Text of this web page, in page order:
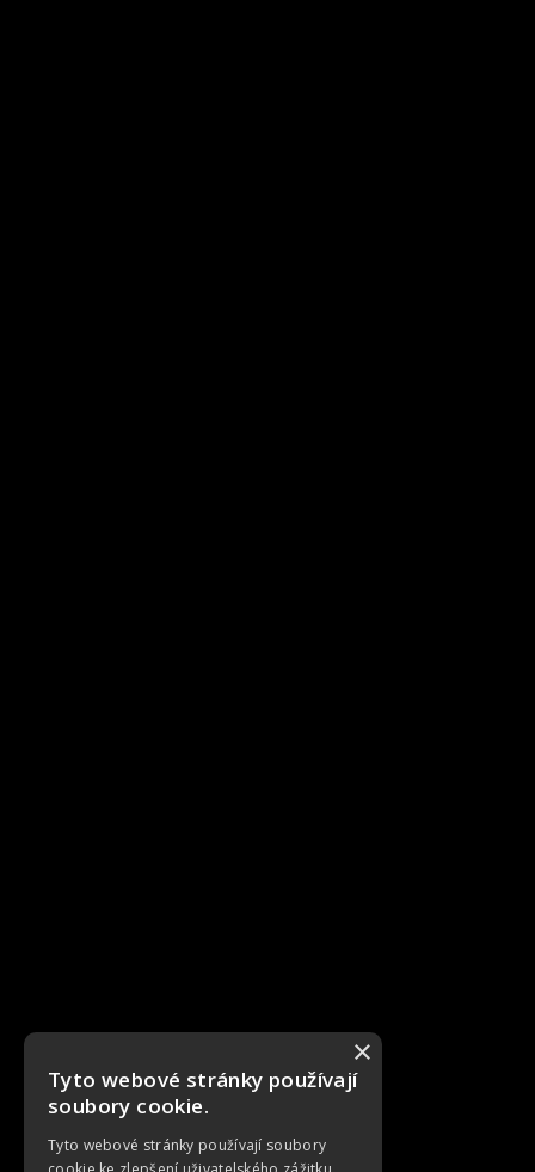
×
Tyto webové stránky používají
soubory cookie.
Tyto webové stránky používají soubory